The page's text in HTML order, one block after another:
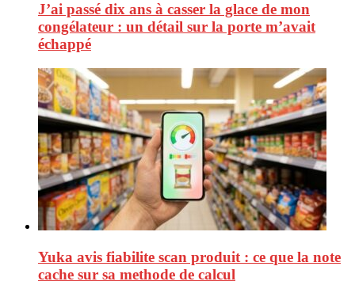
J’ai passé dix ans à casser la glace de mon
congélateur : un détail sur la porte m’avait
échappé
Yuka avis fiabilite scan produit : ce que la note
cache sur sa methode de calcul